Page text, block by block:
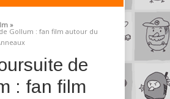
»
Gollum : fan film autour du
de
: fan film